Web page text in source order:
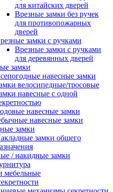
для китайских дверей
Врезные замки без ручек
для противопожарных
дверей
замки с ручками
Врезные замки с ручками
для деревянных дверей
замки
навесные замки
велосипедные/тросовые
навесные с одной
навесные замки
навесные замки
замки
замки общего
/ накидные замки
мебельные